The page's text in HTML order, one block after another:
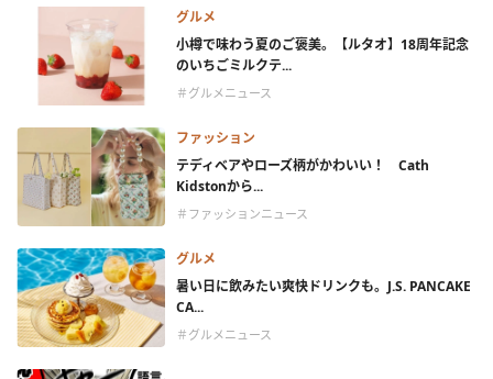
グルメ
小樽で味わう夏のご褒美。【ルタオ】18周年記念
のいちごミルクテ...
＃グルメニュース
ファッション
テディベアやローズ柄がかわいい！ Cath
Kidstonから...
＃ファッションニュース
グルメ
暑い日に飲みたい爽快ドリンクも。J.S. PANCAKE
CA...
＃グルメニュース